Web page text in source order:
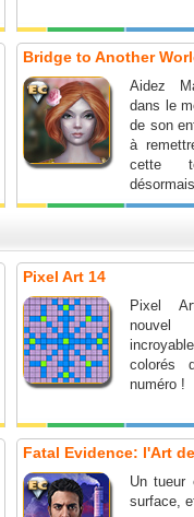
Bridge to Another
Aidez
dans le
de son
à
cette
Pixel Art 14
Pixel
colorés
numéro !
Fatal Evidence: l'Art
Un tueur
surface,